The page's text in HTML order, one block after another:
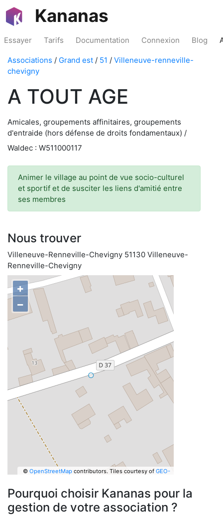
Kananas
Essayer Tarifs Documentation Connexion Blog
Associations / Grand est / 51 / Villeneuve-renneville-
chevigny
A TOUT AGE
Amicales, groupements affinitaires, groupements
d'entraide (hors défense de droits fondamentaux) /
Waldec : W511000117
Animer le village au point de vue socio-culturel
et sportif et de susciter les liens d'amitié entre
ses membres
Nous trouver
Villeneuve-Renneville-Chevigny 51130 Villeneuve-
Renneville-Chevigny
+
−
© OpenStreetMapcontributors. Tiles courtesy of GEO-
Pourquoi choisir Kananas pour la
gestion de votre association ?